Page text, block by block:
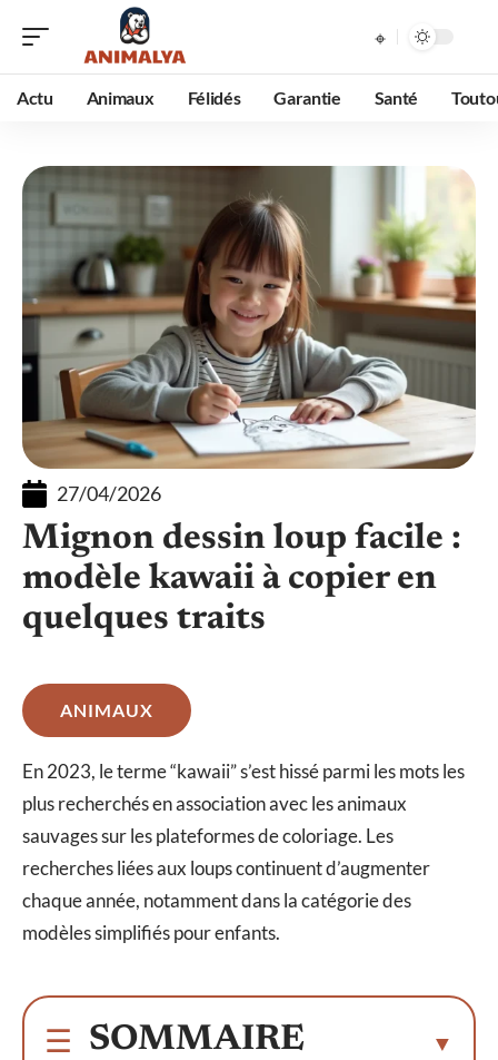
Actu Animaux Félidés Garantie Santé
27/04/2026
Mignon dessin loup facile :
modèle kawaii à copier en
quelques traits
ANIMAUX
En 2023, le terme “kawaii” s’est hissé parmi les mots les
plus recherchés en association avec les animaux
sauvages sur les plateformes de coloriage. Les
recherches liées aux loups continuent d’augmenter
chaque année, notamment dans la catégorie des
modèles simplifiés pour enfants.
SOMMAIRE